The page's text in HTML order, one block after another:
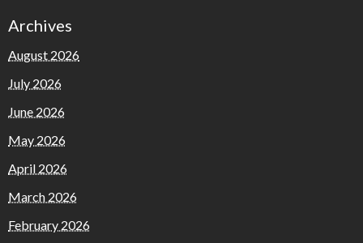
Archives
August 2026
July 2026
June 2026
May 2026
April 2026
March 2026
February 2026